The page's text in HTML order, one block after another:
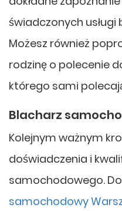
świadczonych
Możesz również
rodzinę o polecenie
którego sami
Blacharz
Kolejnym ważnym
doświadczenia i
samochodowego.
samochodowy